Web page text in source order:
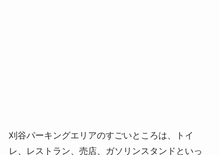
刈谷パーキングエリアのすごいところは、トイ
レ、レストラン、売店、ガソリンスタンドといっ